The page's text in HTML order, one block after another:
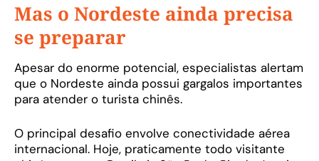
Mas o Nordeste ainda precisa
se preparar
Apesar do enorme potencial, especialistas alertam
que o Nordeste ainda possui gargalos importantes
para atender o turista chinês.
O principal desafio envolve conectividade aérea
internacional. Hoje, praticamente todo visitante